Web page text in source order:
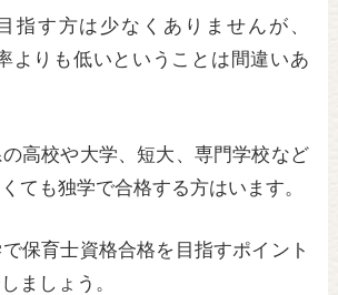
指す方は少なくありませんが、
よりも低いということは間違いあ
高校や大学、短大、専門学校など
ても独学で合格する方はいます。
保育士資格合格を目指すポイント
ましょう。